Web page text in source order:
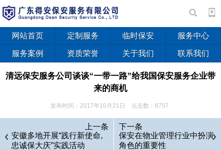
网站首页 定制服务 临时保安 服务中心
服务案例 资质荣誉 关于我们 联系我们
清远保安服务公司谈谈“一带一路”给我国保安服务企业带
来的商机
发布时间：2017年10月21日 点击数：8757
上一条
安徽多地开展“践行新使命,
忠诚保大庆”实践活动
下一条
保安在物业管理行业中扮演
角色的重要性